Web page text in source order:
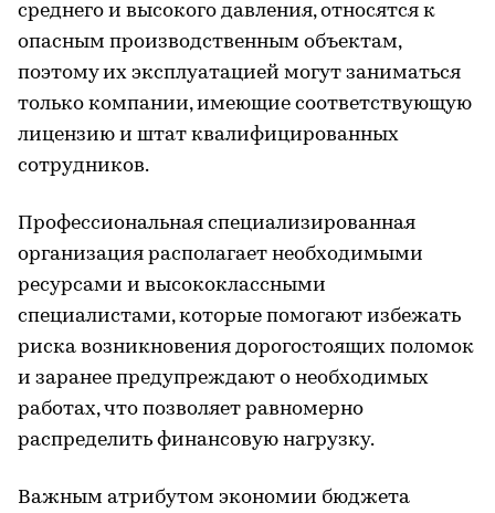
среднего и высокого давления, относятся к
опасным производственным объектам,
поэтому их эксплуатацией могут заниматься
только компании, имеющие соответствующую
лицензию и штат квалифицированных
сотрудников.
Профессиональная специализированная
организация располагает необходимыми
ресурсами и высококлассными
специалистами, которые помогают избежать
риска возникновения дорогостоящих поломок
и заранее предупреждают о необходимых
работах, что позволяет равномерно
распределить финансовую нагрузку.
Важным атрибутом экономии бюджета